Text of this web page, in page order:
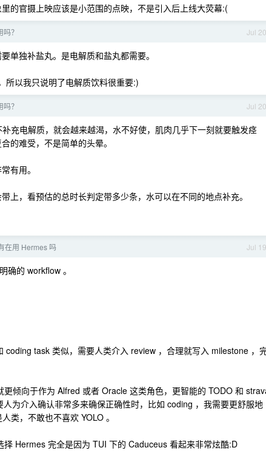
的官摄上映应该是小范围的点映，不是引入后上线大荧幕:(
Jul 20
？
单独补盐丸。是电解质和盐丸都需要。
所以我只说明了电解质饮料很重要:)
Jul 20
？
充电解质，就会越来越渴，水不好使，肌肉几乎下一刻就要触发痉
的难受，不是简单的头晕。
有用。
上，看预估的总时长判定带多少条，水可以在不同的地点补充。
Jul 19
在用 Hermes 吗
确的 workflow 。
coding task 类似，需要人类介入 review ，合理就写入 milestone ，
倾向于作为 Alfred 或者 Oracle 这类角色，更智能的 TODO 和
为介入确认非常多来确保正确性时，比如 coding ，我需要更舒服地
类，不敢也不喜欢 YOLO 。
Hermes 完全是因为 TUI 下的 Caduceus 看起来非常炫酷:D